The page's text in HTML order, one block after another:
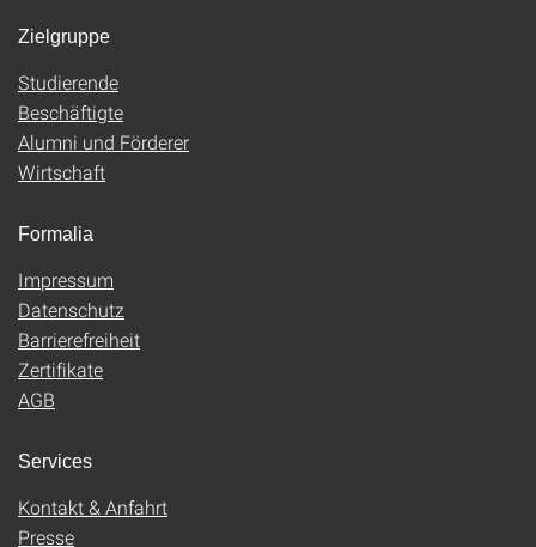
Zielgruppe
Studierende
Beschäftigte
Alumni und Förderer
Wirtschaft
Formalia
Impressum
Datenschutz
Barrierefreiheit
Zertifikate
AGB
Services
Kontakt & Anfahrt
Presse